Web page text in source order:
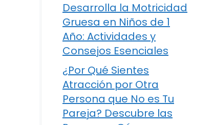
Desarrolla la Motricidad
Gruesa en Niños de 1
Año: Actividades y
Consejos Esenciales
¿Por Qué Sientes
Atracción por Otra
Persona que No es Tu
Pareja? Descubre las